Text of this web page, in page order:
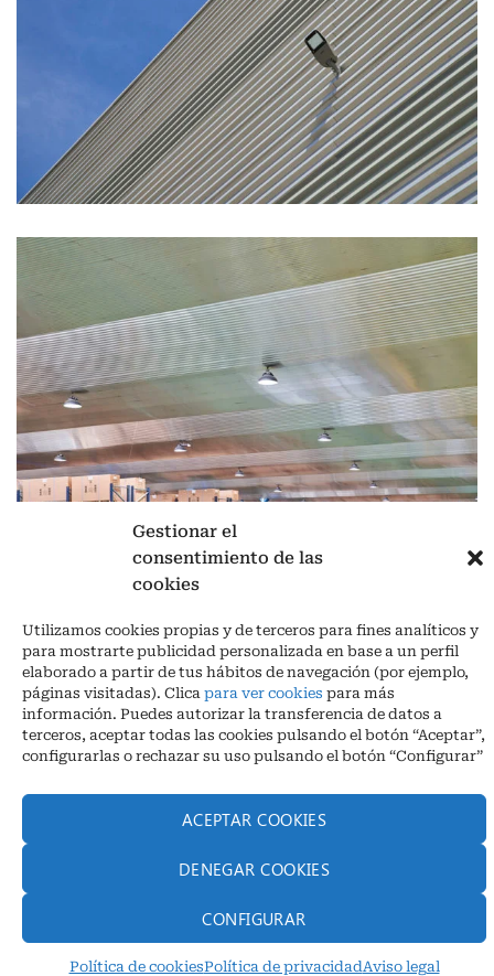
Gestionar el
consentimiento de las
cookies
Utilizamos cookies propias y de terceros para fines analíticos y
para mostrarte publicidad personalizada en base a un perfil
elaborado a partir de tus hábitos de navegación (por ejemplo,
páginas visitadas). Clica para ver cookies para más
información. Puedes autorizar la transferencia de datos a
terceros, aceptar todas las cookies pulsando el botón “Aceptar”,
configurarlas o rechazar su uso pulsando el botón “Configurar”
ACEPTAR COOKIES
DENEGAR COOKIES
CONFIGURAR
Política de cookiesPolítica de privacidadAviso legal
Aviso legal|Política de privacidad
Ctra. A-3132, De Aguilar a A-318 por Moriles km 15,5 M.I. (Córdoba)
España
COORDENADAS: Latitud: 37,40 – Longitud -04,58 | Telf. + 34 957 51
30 68
info@infrico.com Infrico SL 2026©. Diseñado porBabait Technology